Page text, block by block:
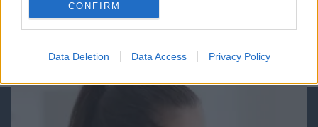
CONFIRM
Data Deletion Data Access Privacy Policy
ΔΕΙΤΕ ΟΛΑ ΤΑ GAMES